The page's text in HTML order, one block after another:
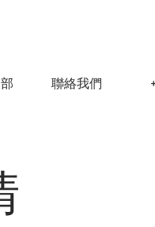
聯絡我們